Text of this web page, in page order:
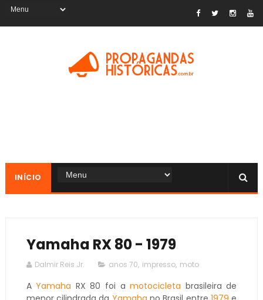
INÍCIO
Yamaha RX 80 - 1979
Dalmir Reis Jr. anos 70, impresso, moto
AYamaha RX 80 foi amotocicleta brasileira de